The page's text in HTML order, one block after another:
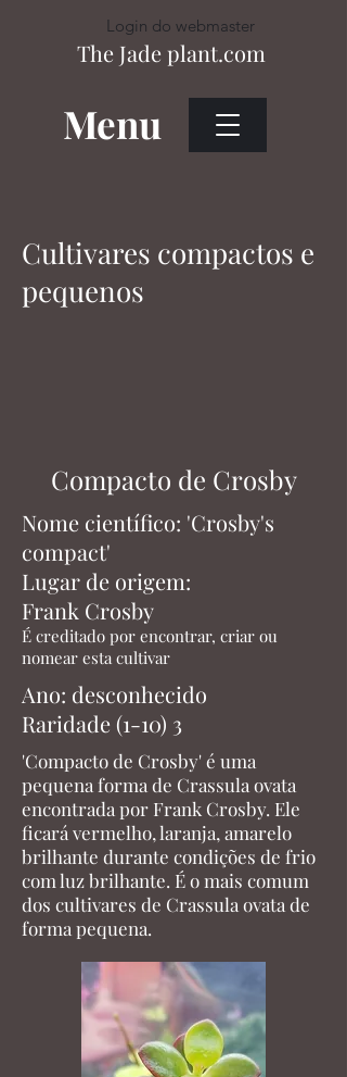
The Jade plant.com
Menu
Login do webmaster
Cultivares compactos e
pequenos
Compacto de Crosby
Nome científico: 'Crosby's
compact'
Lugar de origem:
Frank Crosby
É creditado por encontrar, criar ou
nomear esta cultivar
Ano: desconhecido
Raridade (1-10) 3
'Compacto de Crosby' é uma
pequena forma de Crassula ovata
encontrada por Frank Crosby. Ele
ficará vermelho, laranja, amarelo
brilhante durante condições de frio
com luz brilhante. É o mais comum
dos cultivares de Crassula ovata de
forma pequena.